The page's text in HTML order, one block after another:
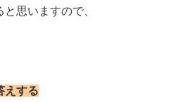
思いますので、
えする